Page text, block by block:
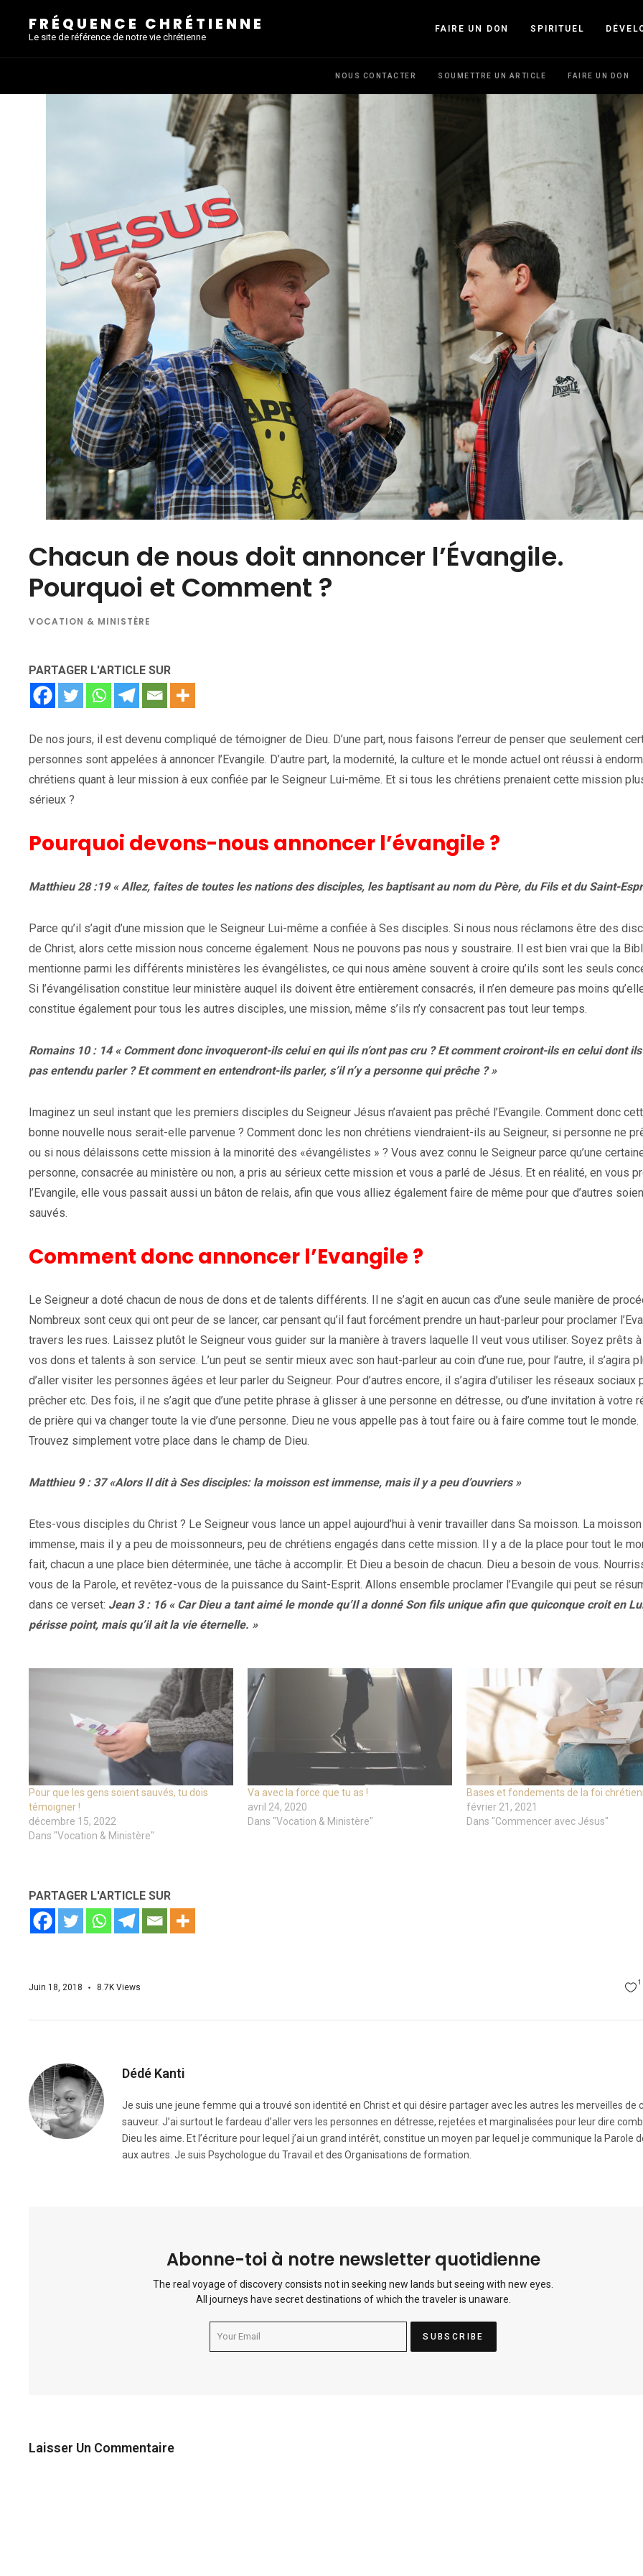
FRÉQUENCE CHRÉTIENNE
Le site de référence de notre vie chrétienne
FAIRE UN DON SPIRITUEL
NOUS CONTACTER SOUMETTRE UN ARTICLE FAIRE UN DON
Chacun de nous doit annoncer l’Évangile.
Pourquoi et Comment ?
VOCATION & MINISTÈRE
PARTAGER L'ARTICLE SUR
De nos jours, il est devenu compliqué de témoigner de Dieu. D’une part, nous faisons l’erreur de penser que seulement
personnes sont appelées à annoncer l’Evangile. D’autre part, la modernité, la culture et le monde actuel ont réussi à
chrétiens quant à leur mission à eux confiée par le Seigneur Lui-même. Et si tous les chrétiens prenaient cette mission
sérieux ?
Pourquoi devons-nous annoncer l’évangile ?
Matthieu 28 :19 « Allez, faites de toutes les nations des disciples, les baptisant au nom du Père, du Fils et du Saint-
Parce qu’il s’agit d’une mission que le Seigneur Lui-même a confiée à Ses disciples. Si nous nous réclamons être des
de Christ, alors cette mission nous concerne également. Nous ne pouvons pas nous y soustraire. Il est bien vrai que la
mentionne parmi les différents ministères les évangélistes, ce qui nous amène souvent à croire qu’ils sont les seuls
Si l’évangélisation constitue leur ministère auquel ils doivent être entièrement consacrés, il n’en demeure pas moins
constitue également pour tous les autres disciples, une mission, même s’ils n’y consacrent pas tout leur temps.
Romains 10 : 14 « Comment donc invoqueront-ils celui en qui ils n’ont pas cru ? Et comment croiront-ils en celui dont ils
pas entendu parler ? Et comment en entendront-ils parler, s’il n’y a personne qui prêche ? »
Imaginez un seul instant que les premiers disciples du Seigneur Jésus n’avaient pas prêché l’Evangile. Comment donc
bonne nouvelle nous serait-elle parvenue ? Comment donc les non chrétiens viendraient-ils au Seigneur, si personne ne
ou si nous délaissons cette mission à la minorité des «évangélistes » ? Vous avez connu le Seigneur parce qu’une
personne, consacrée au ministère ou non, a pris au sérieux cette mission et vous a parlé de Jésus. Et en réalité, en vous
l’Evangile, elle vous passait aussi un bâton de relais, afin que vous alliez également faire de même pour que d’autres
sauvés.
Comment donc annoncer l’Evangile ?
Le Seigneur a doté chacun de nous de dons et de talents différents. Il ne s’agit en aucun cas d’une seule manière de
Nombreux sont ceux qui ont peur de se lancer, car pensant qu’il faut forcément prendre un haut-parleur pour proclamer
travers les rues. Laissez plutôt le Seigneur vous guider sur la manière à travers laquelle Il veut vous utiliser. Soyez prêts
vos dons et talents à son service. L’un peut se sentir mieux avec son haut-parleur au coin d’une rue, pour l’autre, il s’agira
d’aller visiter les personnes âgées et leur parler du Seigneur. Pour d’autres encore, il s’agira d’utiliser les réseaux sociaux
prêcher etc. Des fois, il ne s’agit que d’une petite phrase à glisser à une personne en détresse, ou d’une invitation à votre
de prière qui va changer toute la vie d’une personne. Dieu ne vous appelle pas à tout faire ou à faire comme tout le monde.
Trouvez simplement votre place dans le champ de Dieu.
Matthieu 9 : 37 «Alors Il dit à Ses disciples: la moisson est immense, mais il y a peu d’ouvriers »
Etes-vous disciples du Christ ? Le Seigneur vous lance un appel aujourd’hui à venir travailler dans Sa moisson. La
immense, mais il y a peu de moissonneurs, peu de chrétiens engagés dans cette mission. Il y a de la place pour tout le
fait, chacun a une place bien déterminée, une tâche à accomplir. Et Dieu a besoin de chacun. Dieu a besoin de vous.
vous de la Parole, et revêtez-vous de la puissance du Saint-Esprit. Allons ensemble proclamer l’Evangile qui peut se
dans ce verset: Jean 3 : 16 « Car Dieu a tant aimé le monde qu’Il a donné Son fils unique afin que quiconque croit en
périsse point, mais qu’il ait la vie éternelle. »
Pour que les gens soient sauvés, tu dois
témoigner !
décembre 15, 2022
Dans "Vocation & Ministère"
Va avec la force que tu as !
avril 24, 2020
Dans "Vocation & Ministère"
Bases et fondements de la foi
février 21, 2021
Dans "Commencer avec Jésus"
PARTAGER L'ARTICLE SUR
Juin 18, 2018 8.7K Views 1
Dédé Kanti
Je suis une jeune femme qui a trouvé son identité en Christ et qui désire partager avec les autres les merveilles de
sauveur. J’ai surtout le fardeau d’aller vers les personnes en détresse, rejetées et marginalisées pour leur dire
Dieu les aime. Et l’écriture pour lequel j’ai un grand intérêt, constitue un moyen par lequel je communique la Parole
aux autres. Je suis Psychologue du Travail et des Organisations de formation.
Abonne-toi à notre newsletter quotidienne
The real voyage of discovery consists not in seeking new lands but seeing with new eyes.
All journeys have secret destinations of which the traveler is unaware.
Laisser Un Commentaire